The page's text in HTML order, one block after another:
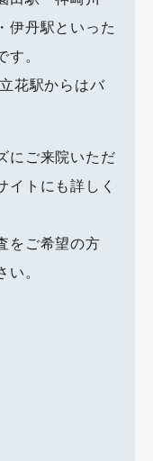
伊丹駅といった
す。
花駅からはバ
にご来院いただ
イトにも詳しく
をご希望の方
い。